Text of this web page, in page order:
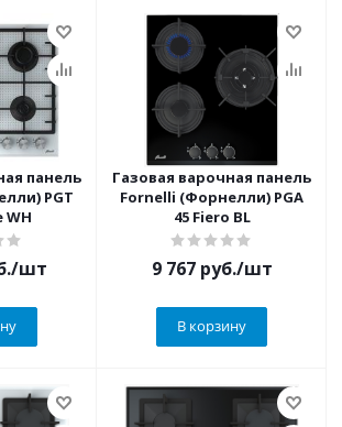
панель
PGT
WH
/шт
Газовая варочная панель
Fornelli (Форнелли) PGA
45 Fiero BL
9 767руб./шт
В корзину